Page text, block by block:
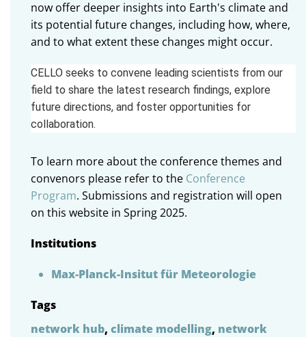
now offer deeper insights into Earth's climate and
its potential future changes, including how, where,
and to what extent these changes might occur.
CELLO seeks to convene leading scientists from our
field to share the latest research findings, explore
future directions, and foster opportunities for
collaboration.
To learn more about the conference themes and
convenors please refer to the Conference
Program. Submissions and registration will open
on this website in Spring 2025.
Institutions
Max-Planck-Insitut für Meteorologie
Tags
network hub, climate modelling, network